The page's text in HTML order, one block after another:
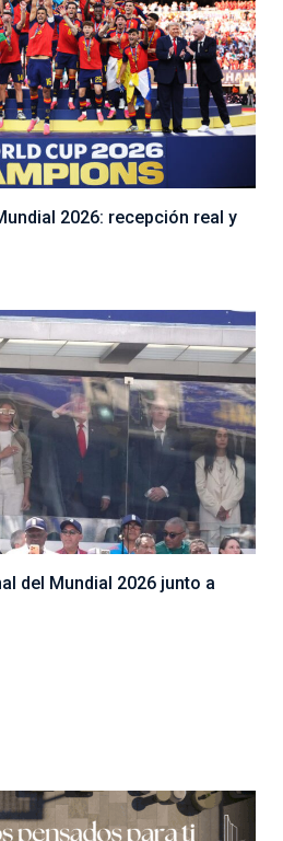
2026: recepción real y
del Mundial 2026 junto a